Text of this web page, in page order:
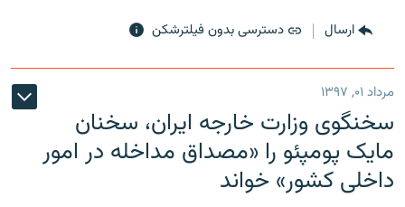
ارسال دسترسی بدون فیلترشکن
مرداد ۰۱, ۱۳۹۷
سخنگوی وزارت خارجه ایران، سخنان
مایک پومپئو را «مصداق مداخله در امور
داخلی کشور» خواند